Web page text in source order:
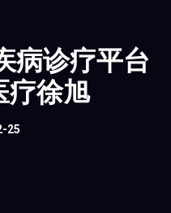
病诊疗平台
疗徐旭
25